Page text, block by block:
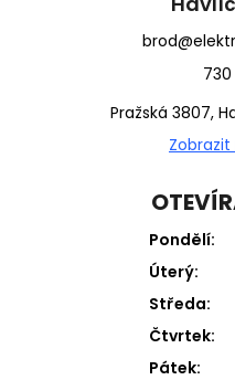
730
Pražská 3807,
Pondělí:
Úterý:
Středa:
Čtvrtek:
Pátek: